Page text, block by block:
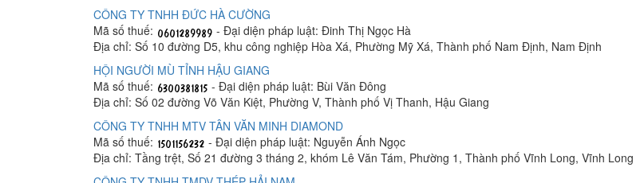
CÔNG TY TNHH ĐỨC HÀ CƯỜNG
Mã số thuế:
- Đại diện pháp luật: Đinh Thị Ngọc Hà
Địa chỉ: Số 10 đường D5, khu công nghiệp Hòa Xá, Phường Mỹ Xá, Thành phố Nam Định, Nam Định
HỘI NGƯỜI MÙ TỈNH HẬU GIANG
Mã số thuế:
- Đại diện pháp luật: Bùi Văn Đông
Địa chỉ: Số 02 đường Võ Văn Kiệt, Phường V, Thành phố Vị Thanh, Hậu Giang
CÔNG TY TNHH MTV TÂN VĂN MINH DIAMOND
Mã số thuế:
- Đại diện pháp luật: Nguyễn Ánh Ngọc
Địa chỉ: Tầng trệt, Số 21 đường 3 tháng 2, khóm Lê Văn Tám, Phường 1, Thành phố Vĩnh Long, Vĩnh Long